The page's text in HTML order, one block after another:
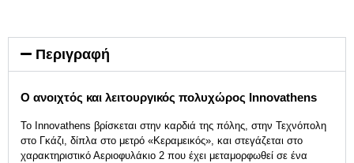
Περιγραφή
Ο ανοιχτός και λειτουργικός πολυχώρος Innovathens
Το Innovathens βρίσκεται στην καρδιά της πόλης, στην Τεχνόπολη
στο Γκάζι, δίπλα στο μετρό «Κεραμεικός», και στεγάζεται στο
χαρακτηριστικό Αεριοφυλάκιο 2 που έχει μεταμορφωθεί σε ένα